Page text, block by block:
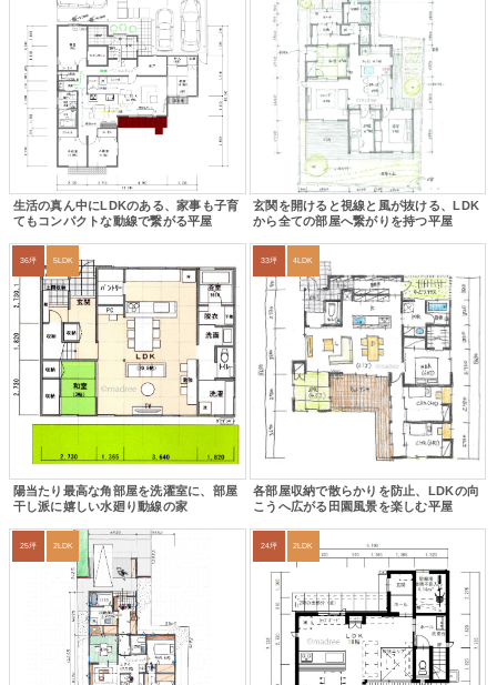
生活の真ん中にLDKのある、家事も子育
てもコンパクトな動線で繋がる平屋
玄関を開けると視線と風が抜ける、LDK
から全ての部屋へ繋がりを持つ平屋
36坪 5LDK
陽当たり最高な角部屋を洗濯室に、部屋
干し派に嬉しい水廻り動線の家
33坪 4LDK
各部屋収納で散らかりを防止、LDKの向
こうへ広がる田園風景を楽しむ平屋
25坪 2LDK 24坪 2LDK